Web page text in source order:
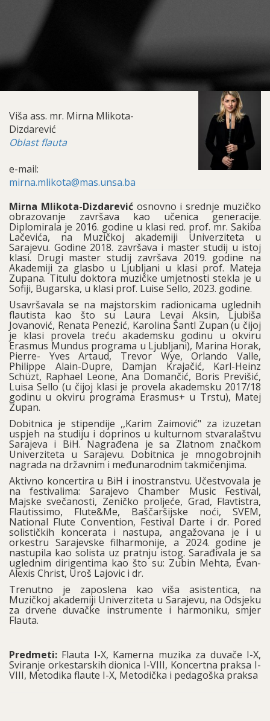
Viša ass. mr. Mirna Mlikota-
Dizdarević
Oblast flauta
e-mail:
mirna.mlikota@mas.unsa.ba
Mirna Mlikota-Dizdarević osnovno i srednje muzičko
obrazovanje završava kao učenica generacije.
Diplomirala je 2016. godine u klasi red. prof. mr. Sakiba
Lačevića, na Muzičkoj akademiji Univerziteta u
Sarajevu. Godine 2018. završava i master studij u istoj
klasi. Drugi master studij završava 2019. godine na
Akademiji za glasbo u Ljubljani u klasi prof. Mateja
Zupana. Titulu doktora muzičke umjetnosti stekla je u
Sofiji, Bugarska, u klasi prof. Luise Sello, 2023. godine.
Usavršavala se na majstorskim radionicama uglednih
flautista kao što su Laura Levai Aksin, Ljubiša
Jovanović, Renata Penezić, Karolina Šantl Zupan (u čijoj
je klasi provela treću akademsku godinu u okviru
Erasmus Mundus programa u Ljubljani), Marina Horak,
Pierre- Yves Artaud, Trevor Wye, Orlando Valle,
Philippe Alain-Dupre, Damjan Krajačić, Karl-Heinz
Schüzt, Raphael Leone, Ana Domančić, Boris Previšić,
Luisa Sello (u čijoj klasi je provela akademsku 2017/18
godinu u okviru programa Erasmus+ u Trstu), Matej
Zupan.
Dobitnica je stipendije ,,Karim Zaimović" za izuzetan
uspjeh na studiju i doprinos u kulturnom stvaralaštvu
Sarajeva i BiH. Nagrađena je sa Zlatnom značkom
Univerziteta u Sarajevu. Dobitnica je mnogobrojnih
nagrada na državnim i međunarodnim takmičenjima.
Aktivno koncertira u BiH i inostranstvu. Učestvovala je
na festivalima: Sarajevo Chamber Music Festival,
Majske svečanosti, Zeničko proljeće, Grad, Flavtistra,
Flautissimo, Flute&Me, Baščaršijske noći, SVEM,
National Flute Convention, Festival Darte i dr. Pored
solističkih koncerata i nastupa, angažovana je i u
orkestru Sarajevske filharmonije, a 2024. godine je
nastupila kao solista uz pratnju istog. Sarađivala je sa
uglednim dirigentima kao što su: Zubin Mehta, Evan-
Alexis Christ, Uroš Lajovic i dr.
Trenutno je zaposlena kao viša asistentica, na
Muzičkoj akademiji Univerziteta u Sarajevu, na Odsjeku
za drvene duvačke instrumente i harmoniku, smjer
Flauta.
Predmeti: Flauta I-X, Kamerna muzika za duvače I-X,
Sviranje orkestarskih dionica I-VIII, Koncertna praksa I-
VIII, Metodika flaute I-X, Metodička i pedagoška praksa